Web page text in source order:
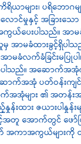
များ၊ ပရိဘောဂမျာ
းလောင်မှုနှင့် အခြားသ
ယ်ပေးပါသည်။ အာမ
အာမခံထားခွင့်ရှိပ
ာမခံလက်ခံခြင်းမပြု
ါသည်။ အဆောက်အအုံ
ာက်အအုံ ပတ်ဝန်းကျ
ျား ၏ အတန်းအစာ
ား ဇယားပါနှုန်းမ
တူ အောက်တွင် ဖော်
က် အကာအကွယ်များ